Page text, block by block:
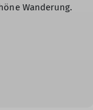
Wanderung.